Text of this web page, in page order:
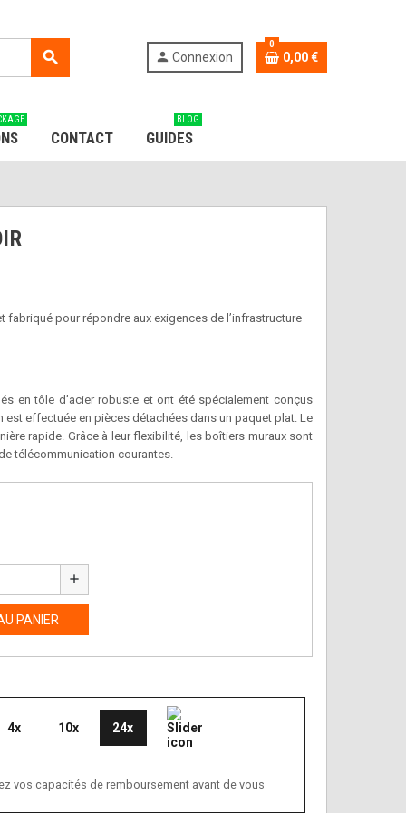
search person Connexion
0
0,00 €
CONTACT GUIDES
BLOG
pour répondre aux exigences de l’infrastructure
en tôle d’acier robuste et ont été spécialement conçus
effectuée en pièces détachées dans un paquet plat. Le
rapide. Grâce à leur flexibilité, les boîtiers muraux sont
télécommunication courantes.
add
PANIER
4x 10x 24x
vos capacités de remboursement avant de vous